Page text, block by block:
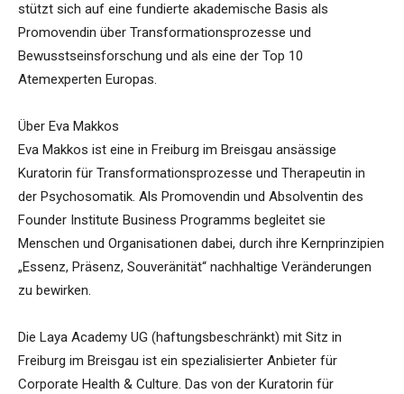
stützt sich auf eine fundierte akademische Basis als
Promovendin über Transformationsprozesse und
Bewusstseinsforschung und als eine der Top 10
Atemexperten Europas.
Über Eva Makkos
Eva Makkos ist eine in Freiburg im Breisgau ansässige
Kuratorin für Transformationsprozesse und Therapeutin in
der Psychosomatik. Als Promovendin und Absolventin des
Founder Institute Business Programms begleitet sie
Menschen und Organisationen dabei, durch ihre Kernprinzipien
„Essenz, Präsenz, Souveränität“ nachhaltige Veränderungen
zu bewirken.
Die Laya Academy UG (haftungsbeschränkt) mit Sitz in
Freiburg im Breisgau ist ein spezialisierter Anbieter für
Corporate Health & Culture. Das von der Kuratorin für